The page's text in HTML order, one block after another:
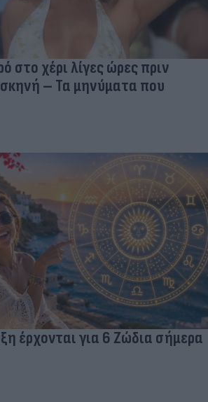
στο χέρι λίγες ώρες πριν
– Τα μηνύματα που
έρχονται για 6 Ζώδια σήμερα